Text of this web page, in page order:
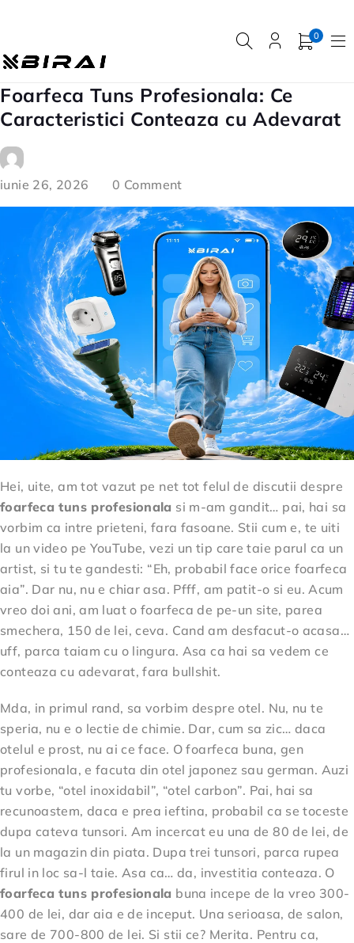
0
Foarfeca Tuns Profesionala: Ce
Caracteristici Conteaza cu Adevarat
iunie 26, 2026 0 Comment
Hei, uite, am tot vazut pe net tot felul de discutii despre
foarfeca tuns profesionala si m-am gandit… pai, hai sa
vorbim ca intre prieteni, fara fasoane. Stii cum e, te uiti
la un video pe YouTube, vezi un tip care taie parul ca un
artist, si tu te gandesti: “Eh, probabil face orice foarfeca
aia”. Dar nu, nu e chiar asa. Pfff, am patit-o si eu. Acum
vreo doi ani, am luat o foarfeca de pe-un site, parea
smechera, 150 de lei, ceva. Cand am desfacut-o acasa…
uff, parca taiam cu o lingura. Asa ca hai sa vedem ce
conteaza cu adevarat, fara bullshit.
Mda, in primul rand, sa vorbim despre otel. Nu, nu te
speria, nu e o lectie de chimie. Dar, cum sa zic… daca
otelul e prost, nu ai ce face. O foarfeca buna, gen
profesionala, e facuta din otel japonez sau german. Auzi
tu vorbe, “otel inoxidabil”, “otel carbon”. Pai, hai sa
recunoastem, daca e prea ieftina, probabil ca se toceste
dupa cateva tunsori. Am incercat eu una de 80 de lei, de
la un magazin din piata. Dupa trei tunsori, parca rupea
firul in loc sa-l taie. Asa ca… da, investitia conteaza. O
foarfeca tuns profesionala buna incepe de la vreo 300-
400 de lei, dar aia e de inceput. Una serioasa, de salon,
sare de 700-800 de lei. Si stii ce? Merita. Pentru ca,